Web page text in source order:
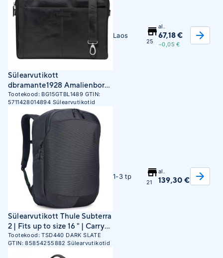
Sülearvutikott
dbramante1928 Amalienborg,
2nd gen, 15", must -
Tootekood: BG15GTBL1489 GTIN:
5711428014894 Sülearvutikotid
Laos
25
al.
67,18 €
−0,05 €
Sülearvutikott Thule Subterra
2 | Fits up to size 16 " | Carry-
on luggage | Dark Slate
TSD440 DARK SLATE
Tootekood:TSD440 DARK SLATE
GTIN:85854255882 Sülearvutikotid
1-3 tp
21
al.
139,30 €